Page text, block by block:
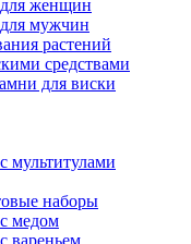
женщин
мужчин
растений
средствами
для виски
мультитулами
наборы
медом
вареньем